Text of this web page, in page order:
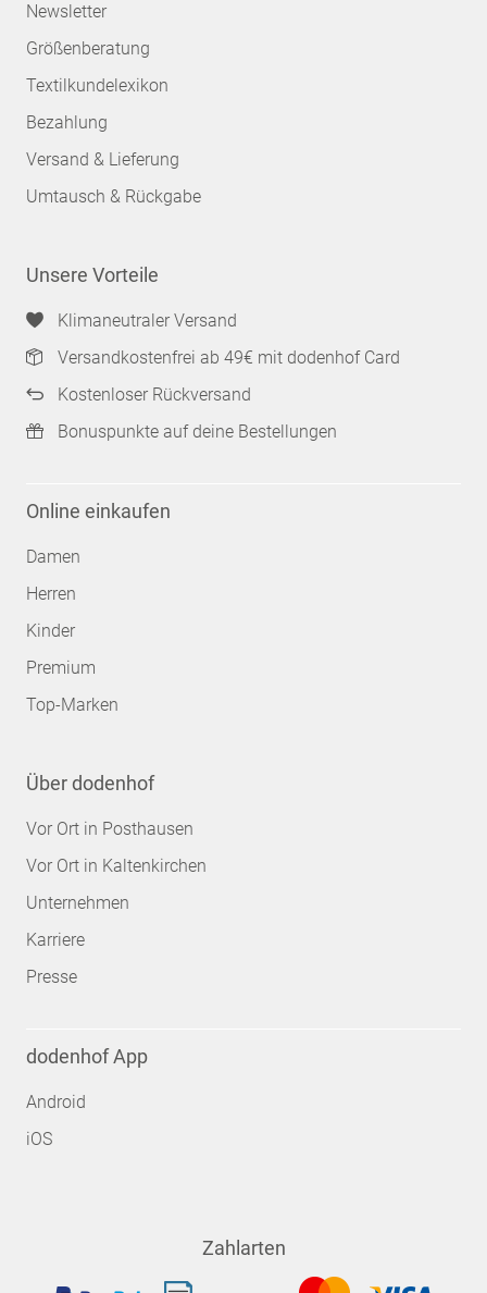
Newsletter
Größenberatung
Textilkundelexikon
Bezahlung
Versand & Lieferung
Umtausch & Rückgabe
Unsere Vorteile
Klimaneutraler Versand
Versandkostenfrei ab 49€ mit dodenhof Card
Kostenloser Rückversand
Bonuspunkte auf deine Bestellungen
Online einkaufen
Damen
Herren
Kinder
Premium
Top-Marken
Über dodenhof
Vor Ort in Posthausen
Vor Ort in Kaltenkirchen
Unternehmen
Karriere
Presse
dodenhof App
Android
iOS
Zahlarten